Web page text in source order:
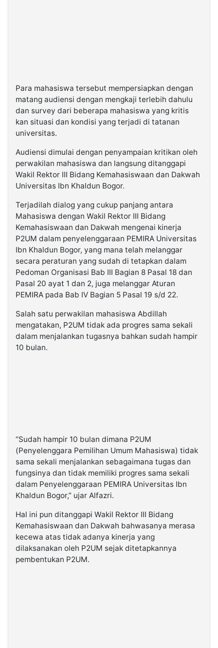
Para mahasiswa tersebut mempersiapkan dengan
matang audiensi dengan mengkaji terlebih dahulu
dan survey dari beberapa mahasiswa yang kritis
kan situasi dan kondisi yang terjadi di tatanan
universitas.
Audiensi dimulai dengan penyampaian kritikan oleh
perwakilan mahasiswa dan langsung ditanggapi
Wakil Rektor III Bidang Kemahasiswaan dan Dakwah
Universitas Ibn Khaldun Bogor.
Terjadilah dialog yang cukup panjang antara
Mahasiswa dengan Wakil Rektor III Bidang
Kemahasiswaan dan Dakwah mengenai kinerja
P2UM dalam penyelenggaraan PEMIRA Universitas
Ibn Khaldun Bogor, yang mana telah melanggar
secara peraturan yang sudah di tetapkan dalam
Pedoman Organisasi Bab III Bagian 8 Pasal 18 dan
Pasal 20 ayat 1 dan 2, juga melanggar Aturan
PEMIRA pada Bab IV Bagian 5 Pasal 19 s/d 22.
Salah satu perwakilan mahasiswa Abdillah
mengatakan, P2UM tidak ada progres sama sekali
dalam menjalankan tugasnya bahkan sudah hampir
10 bulan.
“Sudah hampir 10 bulan dimana P2UM
(Penyelenggara Pemilihan Umum Mahasiswa) tidak
sama sekali menjalankan sebagaimana tugas dan
fungsinya dan tidak memiliki progres sama sekali
dalam Penyelenggaraan PEMIRA Universitas Ibn
Khaldun Bogor,” ujar Alfazri.
Hal ini pun ditanggapi Wakil Rektor III Bidang
Kemahasiswaan dan Dakwah bahwasanya merasa
kecewa atas tidak adanya kinerja yang
dilaksanakan oleh P2UM sejak ditetapkannya
pembentukan P2UM.